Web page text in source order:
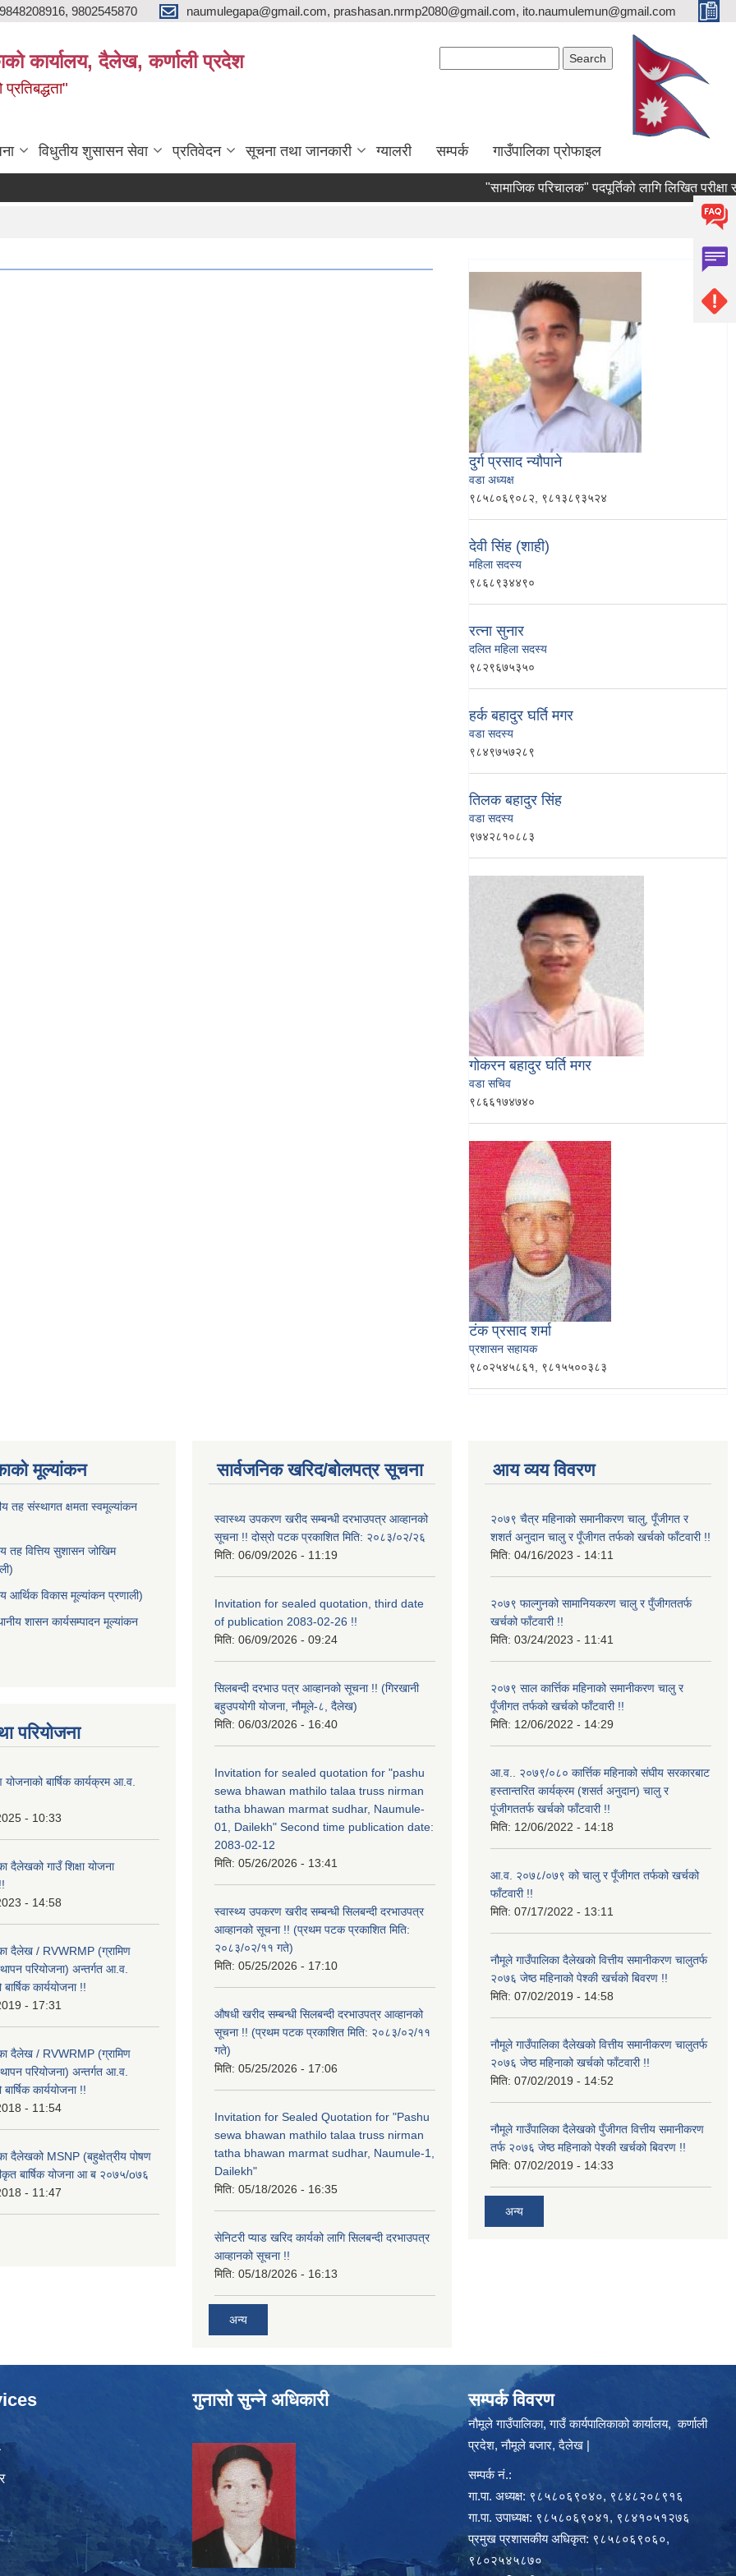
9848208916, 9802545870 naumulegapa@gmail.com, prashasan.nrmp2080@gmail.com, ito.naumulemun@gmail.com
कार्यालय, दैलेख, कर्णाली प्रदेश
विधुतीय शुसासन सेवा प्रतिवेदन सूचना तथा जानकारी ग्यालरी सम्पर्क गाउँपालिका प्रोफाइल
"सामाजिक परिचालक" पदपूर्तिको लागि लिखित परीक्षा संचालन
दुर्ग प्रसाद न्यौपाने
वडा अध्यक्ष
९८५८०६९०८२, ९८१३८९३५२४
देवी सिंह (शाही)
महिला सदस्य
९८६८९३४४९०
रत्ना सुनार
दलित महिला सदस्य
९८२९६७५३५०
हर्क बहादुर घर्ति मगर
वडा सदस्य
९८४९७५७२८९
तिलक बहादुर सिंह
वडा सदस्य
९७४२८१०८८३
गोकरन बहादुर घर्ति मगर
वडा सचिव
९८६६१७४७४०
टंक प्रसाद शर्मा
प्रशासन सहायक
९८०२५४५८६१, ९८१५५००३८३
मूल्यांकन
तह संस्थागत क्षमता स्वमूल्यांकन
तह वित्तिय सुशासन जोखिम
आर्थिक विकास मूल्यांकन प्रणाली)
शासन कार्यसम्पादन मूल्यांकन
परियोजना
योजनाको बार्षिक कार्यक्रम आ.व.
- 10:33
दैलेखको गाउँ शिक्षा योजना
- 14:58
दैलेख / RVWRMP (ग्रामिण
परियोजना) अन्तर्गत आ.व.
कार्ययोजना !!
- 17:31
दैलेख / RVWRMP (ग्रामिण
परियोजना) अन्तर्गत आ.व.
कार्ययोजना !!
- 11:54
दैलेखको MSNP (बहुक्षेत्रीय पोषण
बार्षिक योजना आ ब २०७५/o७६
- 11:47
सार्वजनिक खरिद/बोलपत्र सूचना
स्वास्थ्य उपकरण खरीद सम्बन्धी दरभाउपत्र आव्हानको
सूचना !! दोस्रो पटक प्रकाशित मिति: २०८३/०२/२६
मिति: 06/09/2026 - 11:19
Invitation for sealed quotation, third date
of publication 2083-02-26 !!
मिति: 06/09/2026 - 09:24
सिलबन्दी दरभाउ पत्र आव्हानको सूचना !! (गिरखानी
बहुउपयोगी योजना, नौमूले-८, दैलेख)
मिति: 06/03/2026 - 16:40
Invitation for sealed quotation for "pashu
sewa bhawan mathilo talaa truss nirman
tatha bhawan marmat sudhar, Naumule-
01, Dailekh" Second time publication date:
2083-02-12
मिति: 05/26/2026 - 13:41
स्वास्थ्य उपकरण खरीद सम्बन्धी सिलबन्दी दरभाउपत्र
आव्हानको सूचना !! (प्रथम पटक प्रकाशित मिति:
२०८३/०२/११ गते)
मिति: 05/25/2026 - 17:10
औषधी खरीद सम्बन्धी सिलबन्दी दरभाउपत्र आव्हानको
सूचना !! (प्रथम पटक प्रकाशित मिति: २०८३/०२/११
गते)
मिति: 05/25/2026 - 17:06
Invitation for Sealed Quotation for "Pashu
sewa bhawan mathilo talaa truss nirman
tatha bhawan marmat sudhar, Naumule-1,
Dailekh"
मिति: 05/18/2026 - 16:35
सेनिटरी प्याड खरिद कार्यको लागि सिलबन्दी दरभाउपत्र
आव्हानको सूचना !!
मिति: 05/18/2026 - 16:13
अन्य
आय व्यय विवरण
२०७९ चैत्र महिनाको समानीकरण चालु, पूँजीगत र
शशर्त अनुदान चालु र पूँजीगत तर्फको खर्चको फाँटवारी !!
मिति: 04/16/2023 - 14:11
२०७९ फाल्गुनको सामानियकरण चालु र पुँजीगततर्फ
खर्चको फाँटवारी !!
मिति: 03/24/2023 - 11:41
२०७९ साल कार्त्तिक महिनाको समानीकरण चालु र
पूँजीगत तर्फको खर्चको फाँटवारी !!
मिति: 12/06/2022 - 14:29
आ.व.. २०७९/०८० कार्त्तिक महिनाको संघीय सरकारबाट
हस्तान्तरित कार्यक्रम (शसर्त अनुदान) चालु र
पूंजीगततर्फ खर्चको फाँटवारी !!
मिति: 12/06/2022 - 14:18
आ.व. २०७८/०७९ को चालु र पूँजीगत तर्फको खर्चको
फाँटवारी !!
मिति: 07/17/2022 - 13:11
नौमूले गाउँपालिका दैलेखको वित्तीय समानीकरण चालुतर्फ
२०७६ जेष्ठ महिनाको पेश्की खर्चको बिवरण !!
मिति: 07/02/2019 - 14:58
नौमूले गाउँपालिका दैलेखको वित्तीय समानीकरण चालुतर्फ
२०७६ जेष्ठ महिनाको खर्चको फाँटवारी !!
मिति: 07/02/2019 - 14:52
नौमूले गाउँपालिका दैलेखको पुँजीगत वित्तीय समानीकरण
तर्फ २०७६ जेष्ठ महिनाको पेश्की खर्चको बिवरण !!
मिति: 07/02/2019 - 14:33
अन्य
गुनासो सुन्ने अधिकारी सम्पर्क विवरण
नौमूले गाउँपालिका, गाउँ कार्यपालिकाको कार्यालय, कर्णाली
प्रदेश, नौमूले बजार, दैलेख |
सम्पर्क नं.:
गा.पा. अध्यक्ष: ९८५८०६९०४०, ९८४८२०८९१६
गा.पा. उपाध्यक्ष: ९८५८०६९०४१, ९८४१०५१२७६
प्रमुख प्रशासकीय अधिकृत: ९८५८०६९०६०,
९८०२५४५८७०